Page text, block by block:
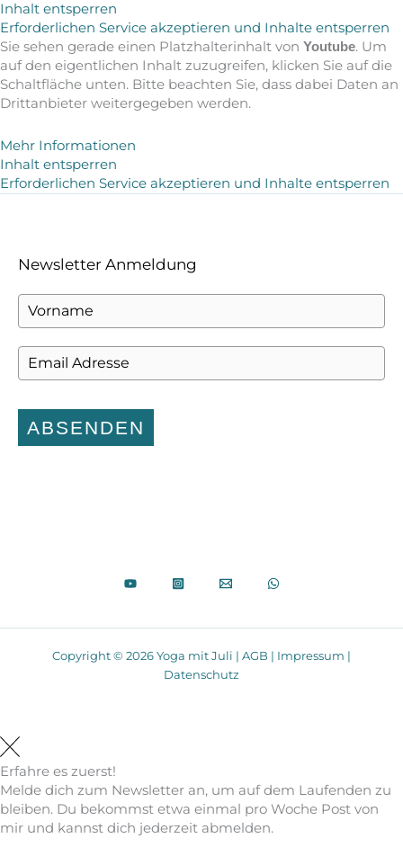
Inhalt entsperren
Erforderlichen Service akzeptieren und Inhalte entsperren
Sie sehen gerade einen Platzhalterinhalt von Youtube. Um
auf den eigentlichen Inhalt zuzugreifen, klicken Sie auf die
Schaltfläche unten. Bitte beachten Sie, dass dabei Daten an
Drittanbieter weitergegeben werden.
Mehr Informationen
Inhalt entsperren
Erforderlichen Service akzeptieren und Inhalte entsperren
Newsletter Anmeldung
ABSENDEN
Copyright © 2026 Yoga mit Juli | AGB | Impressum |
Datenschutz
Erfahre es zuerst!
Melde dich zum Newsletter an, um auf dem Laufenden zu
bleiben. Du bekommst etwa einmal pro Woche Post von
mir und kannst dich jederzeit abmelden.